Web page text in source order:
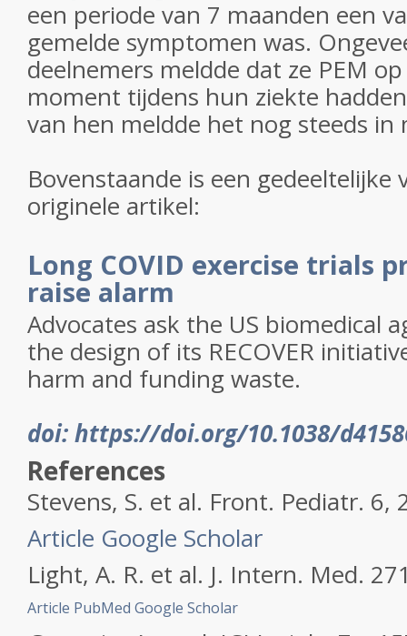
een periode van 7 maanden een
gemelde symptomen was.
deelnemers meldde dat ze PEM
moment tijdens hun ziekte
van hen meldde het nog steeds in
Bovenstaande is een gedeeltelijke
originele artikel:
Long COVID exercise trials
raise alarm
Advocates ask the US biomedical
the design of its RECOVER
harm and funding waste.
doi: https://doi.org/10.1038/
References
Stevens, S. et al. Front. Pediatr. 6,
Article Google Scholar
Light, A. R. et al. J. Intern. Med.
Article PubMed Google Scholar